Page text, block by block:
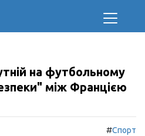
на футбольному
між Францією
#Спорт